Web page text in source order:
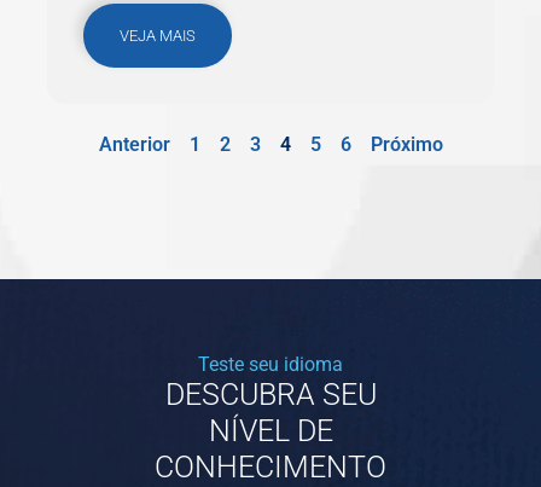
VEJA MAIS
Anterior 1 2 3 4 5 6 Próximo
Teste seu idioma
DESCUBRA SEU
NÍVEL DE
CONHECIMENTO